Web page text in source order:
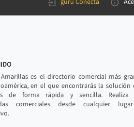
gurú Conecta
Amarillas es el directorio comercial más
en el que encontrarás la solución
de forma rápida y sencilla. Realiza
comerciales desde cualquier